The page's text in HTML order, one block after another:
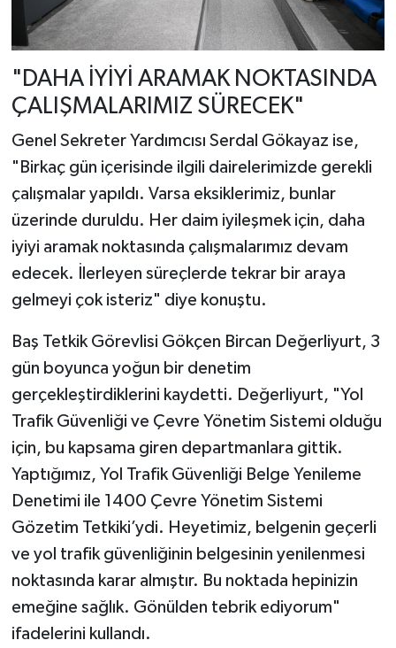
"DAHA İYİYİ ARAMAK NOKTASINDA
ÇALIŞMALARIMIZ SÜRECEK"
Genel Sekreter Yardımcısı Serdal Gökayaz ise,
"Birkaç gün içerisinde ilgili dairelerimizde gerekli
çalışmalar yapıldı. Varsa eksiklerimiz, bunlar
üzerinde duruldu. Her daim iyileşmek için, daha
iyiyi aramak noktasında çalışmalarımız devam
edecek. İlerleyen süreçlerde tekrar bir araya
gelmeyi çok isteriz" diye konuştu.
Baş Tetkik Görevlisi Gökçen Bircan Değerliyurt, 3
gün boyunca yoğun bir denetim
gerçekleştirdiklerini kaydetti. Değerliyurt, "Yol
Trafik Güvenliği ve Çevre Yönetim Sistemi olduğu
için, bu kapsama giren departmanlara gittik.
Yaptığımız, Yol Trafik Güvenliği Belge Yenileme
Denetimi ile 1400 Çevre Yönetim Sistemi
Gözetim Tetkiki’ydi. Heyetimiz, belgenin geçerli
ve yol trafik güvenliğinin belgesinin yenilenmesi
noktasında karar almıştır. Bu noktada hepinizin
emeğine sağlık. Gönülden tebrik ediyorum"
ifadelerini kullandı.